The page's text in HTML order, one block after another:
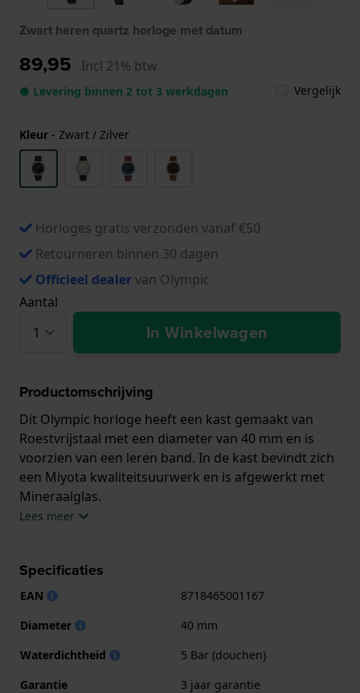
Zwart heren quartz horloge met datum
89,95 Incl 21% btw
● Levering binnen 2 tot 3 werkdagen Vergelijk
Kleur - Zwart / Zilver
Horloges gratis verzonden vanaf €50
Retourneren binnen 30 dagen
Officieel dealervan Olympic
Aantal
In Winkelwagen
Productomschrijving
Dit Olympic horloge heeft een kast gemaakt van
Roestvrijstaal met een diameter van 40 mm en is
voorzien van een leren band. In de kast bevindt zich
een Miyota kwaliteitsuurwerk en is afgewerkt met
Mineraalglas.
horloge geleverd met 3 jaar garantie.
Lees meer
Specificaties
EAN
8718465001167
Diameter
40 mm
Waterdichtheid
5 Bar (douchen)
Garantie
3 jaar garantie